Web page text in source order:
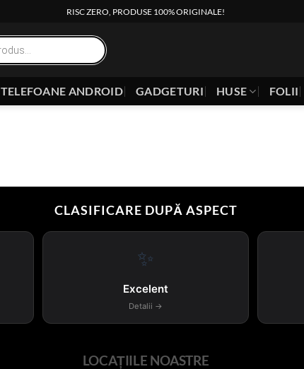
RISC ZERO, PRODUSE 100% ORIGINALE!
TELEFOANE ANDROID GADGETURI HUSE FOLII
CLASIFICARE DUPĂ ASPECT
✨
Excelent
Detalii →
LOCAȚIILE NOASTRE